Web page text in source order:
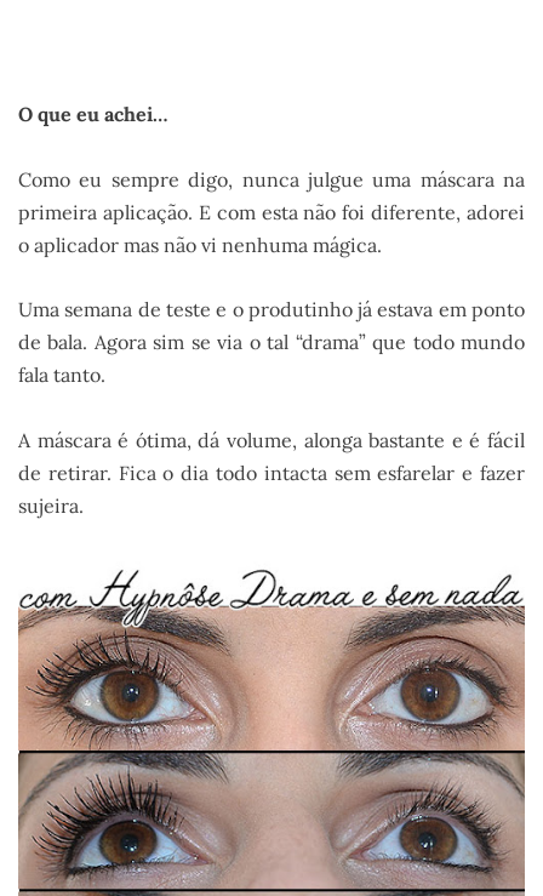
O que eu achei…
Como eu sempre digo, nunca julgue uma máscara na
primeira aplicação. E com esta não foi diferente, adorei
o aplicador mas não vi nenhuma mágica.
Uma semana de teste e o produtinho já estava em ponto
de bala. Agora sim se via o tal “drama” que todo mundo
fala tanto.
A máscara é ótima, dá volume, alonga bastante e é fácil
de retirar. Fica o dia todo intacta sem esfarelar e fazer
sujeira.